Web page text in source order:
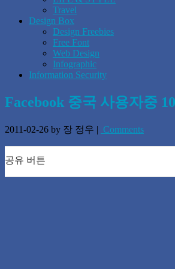
Travel
Design Box
Design Freebies
Free Font
Web Design
Infographic
Information Security
Facebook 중국 사용자중
2011-02-26 by 장 정우 | Comments
공유 버튼